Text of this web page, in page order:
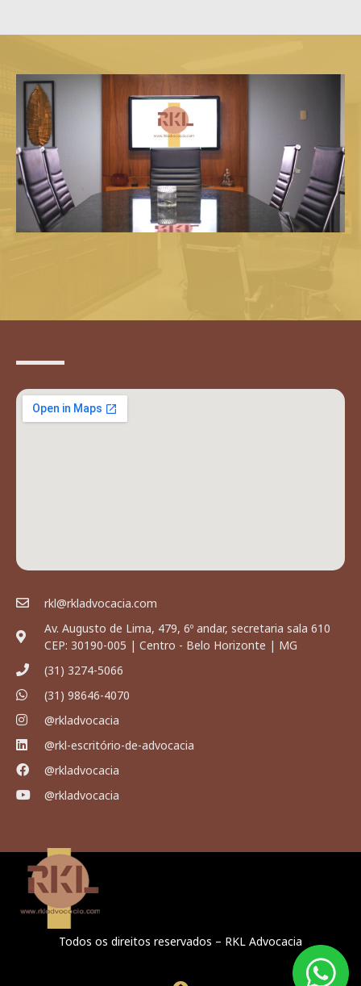
rkl@rkladvocacia.com
Av. Augusto de Lima, 479, 6º andar, secretaria sala 610
CEP: 30190-005 | Centro - Belo Horizonte | MG
(31) 3274-5066
(31) 98646-4070
@rkladvocacia
@rkl-escritório-de-advocacia
@rkladvocacia
@rkladvocacia
Todos os direitos reservados – RKL Advocacia